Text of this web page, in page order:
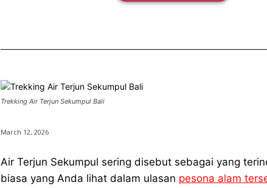
Trekking Air Terjun Sekumpul Bali
March 12, 2026
Air Terjun Sekumpul sering disebut sebagai yang
biasa yang Anda lihat dalam ulasan pesona alam